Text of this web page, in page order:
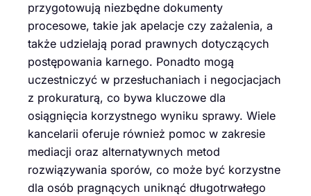
przygotowują niezbędne dokumenty
procesowe, takie jak apelacje czy zażalenia, a
także udzielają porad prawnych dotyczących
postępowania karnego. Ponadto mogą
uczestniczyć w przesłuchaniach i negocjacjach
z prokuraturą, co bywa kluczowe dla
osiągnięcia korzystnego wyniku sprawy. Wiele
kancelarii oferuje również pomoc w zakresie
mediacji oraz alternatywnych metod
rozwiązywania sporów, co może być korzystne
dla osób pragnących uniknąć długotrwałego